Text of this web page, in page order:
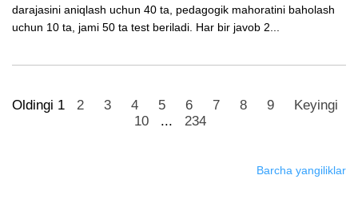
darajasini aniqlash uchun 40 ta, pedagogik mahoratini baholash
uchun 10 ta, jami 50 ta test beriladi. Har bir javob 2...
Oldingi 1 2 3 4 5 6 7 8
9
10
... 234
Keyingi
Barcha yangiliklar